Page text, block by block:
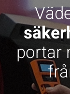
portar